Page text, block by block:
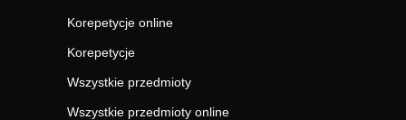
Korepetycje online
Korepetycje
Wszystkie przedmioty
Wszystkie przedmioty online